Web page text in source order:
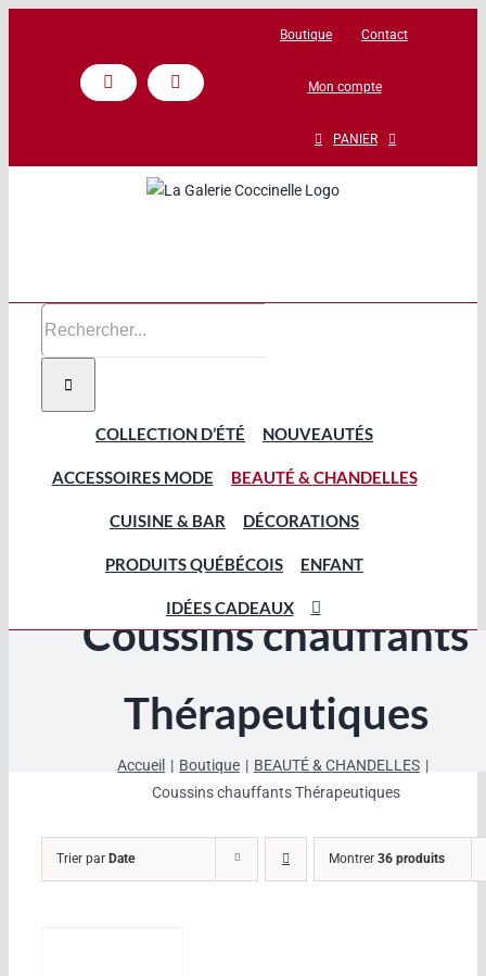
FacebookInstagram
Boutique Contact
Mon compte
PANIER
COLLECTION D’ÉTÉ NOUVEAUTÉS
ACCESSOIRES MODE BEAUTÉ & CHANDELLES
CUISINE & BAR DÉCORATIONS
PRODUITS QUÉBÉCOIS ENFANT
IDÉES CADEAUX
Coussins chauffants
Thérapeutiques
Accueil Boutique
BEAUTÉ & CHANDELLES
Coussins chauffants Thérapeutiques
Trier par Date Montrer 36 produits